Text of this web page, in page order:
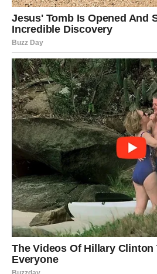
Gde dolazi sreća:kroz odnose,
prave ljude.
razgovor koji menja
koje ti vraća veru.
Na šta paziš:na odlaganje i
Ključ sreće:“Birati sebe nije
samopoštovanje.”